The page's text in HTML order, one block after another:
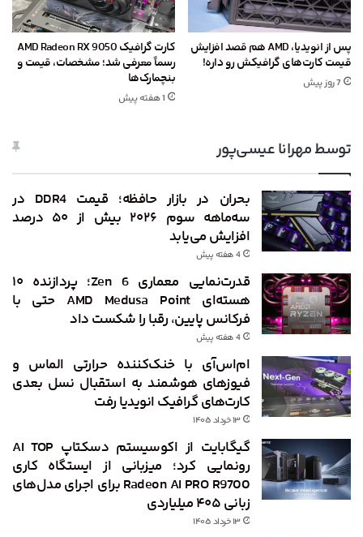
پس از انویدیا، AMD هم قصد افزایش
قیمت کارت‌های گرافیکش رو داره!
7 روز پیش
کارت گرافیک AMD Radeon RX 9050
رسماً معرفی شد؛ مشخصات، قیمت و
بنچمارک‌ها
1 هفته پیش
توسط مهرانا عیسی‌پور
بحران در بازار حافظه؛ قیمت DDR4 در
سه‌ماهه سوم ۲۰۲۶ بیش از ۵۰ درصد
افزایش می‌یابد
4 هفته پیش
قدرت‌نمایی معماری Zen 6؛ پردازنده ۱۰
هسته‌ای AMD Medusa Point حتی با
فرکانس پایین، رقبا را شکست داد
4 هفته پیش
ام‌اس‌آی با خنک‌کننده حرارتی الماس و
فیوزهای هوشمند به استقبال نسل بعدی
کارت‌های گرافیک انویدیا رفت
۱۳ خرداد ۱۴۰۵
گیگابایت از اکوسیستم دسکتاپ AI TOP
رونمایی کرد؛ میزبانی از ایستگاه کاری
Radeon AI PRO R9700 برای اجرای مدل‌های
زبانی ۴۰۵ میلیاردی
۱۳ خرداد ۱۴۰۵